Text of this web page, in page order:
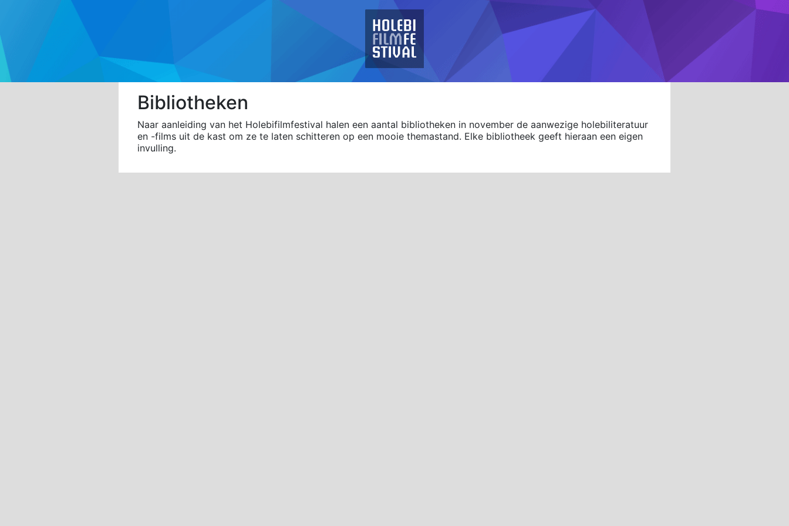
Bibliotheken
Naar aanleiding van het Holebifilmfestival halen een aantal bibliotheken in november de aanwezige holebiliteratuur
en -films uit de kast om ze te laten schitteren op een mooie themastand. Elke bibliotheek geeft hieraan een eigen
invulling.